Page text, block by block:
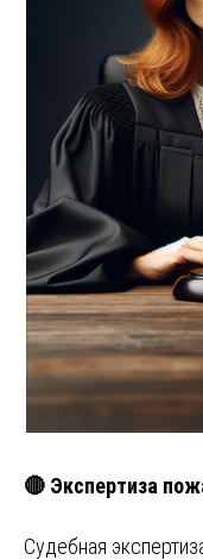
🔴 Экспертиза
Судебная